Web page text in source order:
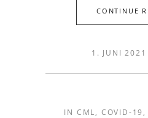
CONTINUE
1. JUNI 2021
IN CML, COVID-19 ,